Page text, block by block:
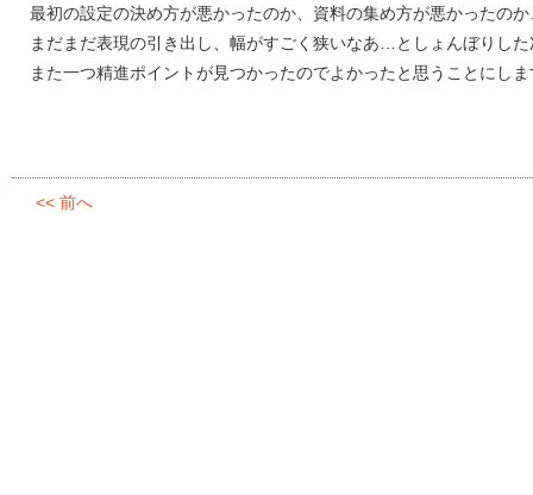
最初の設定の決め方が悪かったのか、資料の集め方が悪かったの
まだまだ表現の引き出し、幅がすごく狭いなあ…としょんぼりし
また一つ精進ポイントが見つかったのでよかったと思うことにし
<< 前へ